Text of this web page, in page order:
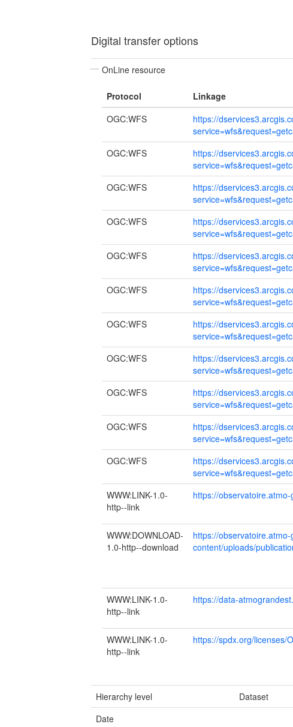
Digital transfer options
OnLine resource
Protocol Linkage
OGC:WFS
https://
OGC:WFS
https://
OGC:WFS
https://
OGC:WFS
https://
OGC:WFS
https://
OGC:WFS
https://
OGC:WFS
https://
OGC:WFS
https://
OGC:WFS
https://
OGC:WFS
https://
OGC:WFS
https://
WWW:LINK-1.0-
http--link
https://
WWW:DOWNLOAD-
1.0-http--download
https://
content/uploads/
WWW:LINK-1.0-
http--link
https://data-
WWW:LINK-1.0-
http--link
https://spdx.org/licenses/
Hierarchy level
Dataset
Date